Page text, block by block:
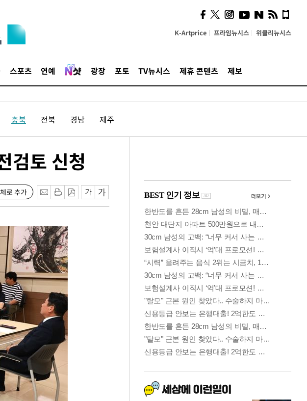
K-Artprice 프라임뉴시스 위클리뉴시스
스포츠 연예 광장 포토 TV뉴시스 제휴 콘텐츠 제보
충북 전북 경남 제주
검토 신청
로 추가
시, 스마트폰 액세서리에
NFC 더했다